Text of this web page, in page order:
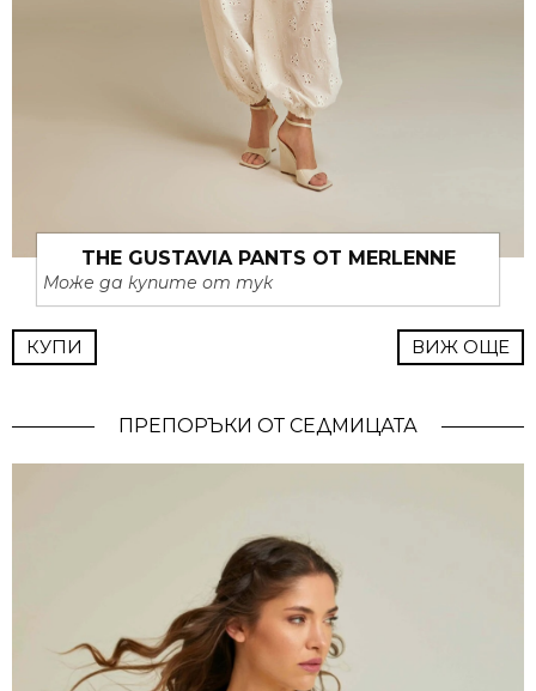
THE GUSTAVIA PANTS ОТ MERLENNE
Може да купите от тук
КУПИ ВИЖ ОЩЕ
ПРЕПОРЪКИ ОТ СЕДМИЦАТА